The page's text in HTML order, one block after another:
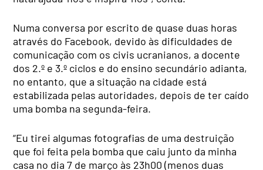
Numa conversa por escrito de quase duas horas
através do Facebook, devido às dificuldades de
comunicação com os civis ucranianos, a docente
dos 2.º e 3.º ciclos e do ensino secundário adianta,
no entanto, que a situação na cidade está
estabilizada pelas autoridades, depois de ter caído
uma bomba na segunda-feira.
“Eu tirei algumas fotografias de uma destruição
que foi feita pela bomba que caiu junto da minha
casa no dia 7 de março às 23h00 (menos duas